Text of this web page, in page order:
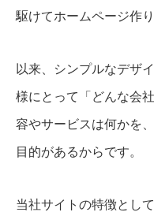
駆けてホームページ作
以来、シンプルなデザ
様にとって 「どんな会
容やサービスは何かを
目的があるからです。
当社サイトの特徴とし